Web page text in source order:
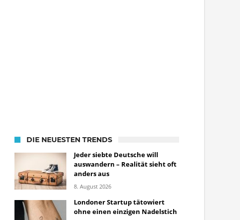
DIE NEUESTEN TRENDS
Jeder siebte Deutsche will
auswandern – Realität sieht oft
anders aus
8. August 2026
Londoner Startup tätowiert
ohne einen einzigen Nadelstich